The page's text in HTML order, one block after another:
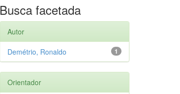
Busca facetada
Autor
1
Demétrio, Ronaldo
Orientador